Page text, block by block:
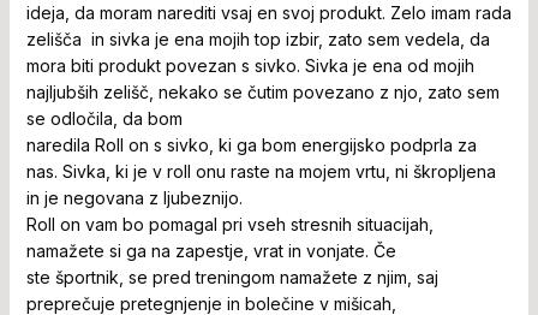
ideja, da moram narediti vsaj en svoj produkt. Zelo imam rada
zelišča in sivka je ena mojih top izbir, zato sem vedela, da
mora biti produkt povezan s sivko. Sivka je ena od mojih
najljubših zelišč, nekako se čutim povezano z njo, zato sem
se odločila, da bom
naredila Roll on s sivko, ki ga bom energijsko podprla za
nas. Sivka, ki je v roll onu raste na mojem vrtu, ni škropljena
in je negovana z ljubeznijo.
Roll on vam bo pomagal pri vseh stresnih situacijah,
namažete si ga na zapestje, vrat in vonjate. Če
ste športnik, se pred treningom namažete z njim, saj
preprečuje pretegnjenje in bolečine v mišicah,